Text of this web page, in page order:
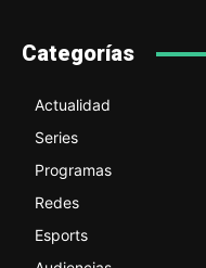
Categorías
Actualidad
Series
Programas
Redes
Esports